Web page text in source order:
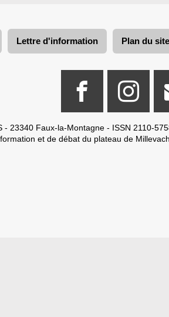
Lettre d'information Plan du site
- 23340 Faux-la-Montagne - ISSN 2110-
et de débat du plateau de